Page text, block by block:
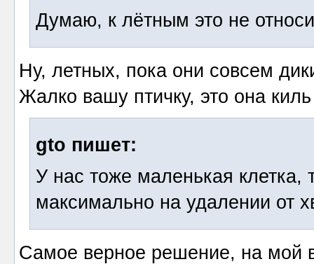
Думаю, к лётным это не
Ну, летных, пока они совсем
Жалко вашу птичку, это она
gto пишет:
У нас тоже маленькая
максимально на удалении от
Самое верное решение, на мой